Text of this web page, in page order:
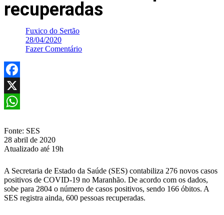
recuperadas
Fuxico do Sertão
28/04/2020
Fazer Comentário
Facebook
X
Fonte: SES
28 abril de 2020
Atualizado até 19h
A Secretaria de Estado da Saúde (SES) contabiliza 276 novos casos
positivos de COVID-19 no Maranhão. De acordo com os dados,
sobe para 2804 o número de casos positivos, sendo 166 óbitos. A
SES registra ainda, 600 pessoas recuperadas.